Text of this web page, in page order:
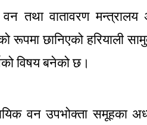
तथा वातावरण
रूपमा छानिएको हरियाली
विषय बनेको छ।
वन उपभोक्ता समूहका